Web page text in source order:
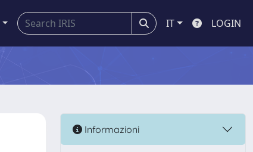
IT LOGIN
Informazioni